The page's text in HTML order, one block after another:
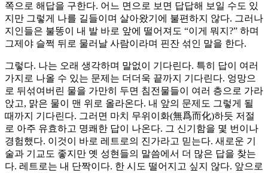
쪽으로 해답을 구한다. 어느 면으로 보면 답답해 보일 수도 있
지만 그렇게 나를 길들이며 살아왔기에 불편하지 않다. 그러나
지인들은 불똥이 내 발 바로 앞에 떨어져도 “이게 뭐지?” 하며
그제야 슬쩍 뒤로 물러날 사람이라며 핀잔 섞인 말을 한다.
그렇다. 나는 오래 생각하며 말없이 기다린다. 특히 답이 여러
가지로 나올 수 있는 문제는 더더욱 끝까지 기다린다. 엉망으
로 뒤섞여버린 물을 가만히 두면 침전물들이 여러 층으로 가라
앉고, 맑은 물이 맨 위로 올라온다. 내 앞의 문제도 그렇게 될
때까지 기다린다. 그러면 마치 무위이화(無爲而化)하듯 저절
로 아주 유효하고 명쾌한 답이 나온다. 그 신기함을 몇 번이나
경험했다. 이것이 바로 레트로의 진가라고 믿는다. 새로운 기
술과 기교도 좋지만 옛 성현들의 말씀에서 더 많은 답을 찾는
다. 레트로는 내 단짝이다. 한 시도 떨어지고 싶지 않다. 앞으로